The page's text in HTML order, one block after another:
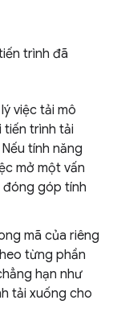
trình đã
việc tải mô
tiến trình tải
tính năng
mở một vấn
đóng góp tính
mã của riêng
từng phần
hạn như
tải xuống cho